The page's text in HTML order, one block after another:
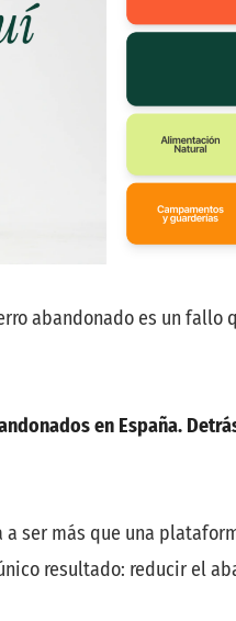
abandonado es un fallo
en España.
ser más que una
resultado: reducir el